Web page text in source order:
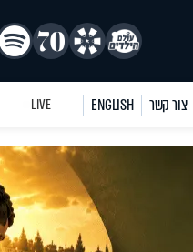
צור קשר ENGLISH
LIVE